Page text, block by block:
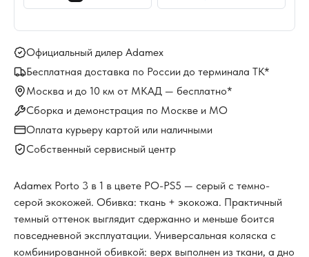
Официальный дилер Adamex
Бесплатная доставка по России до терминала ТК*
Москва и до 10 км от МКАД — бесплатно*
Сборка и демонстрация по Москве и МО
Оплата курьеру картой или наличными
Собственный сервисный центр
Adamex Porto 3 в 1 в цвете PO-PS5 — серый с темно-
серой экокожей. Обивка: ткань + экокожа. Практичный
темный оттенок выглядит сдержанно и меньше боится
повседневной эксплуатации. Универсальная коляска с
комбинированной обивкой: верх выполнен из ткани, а дно